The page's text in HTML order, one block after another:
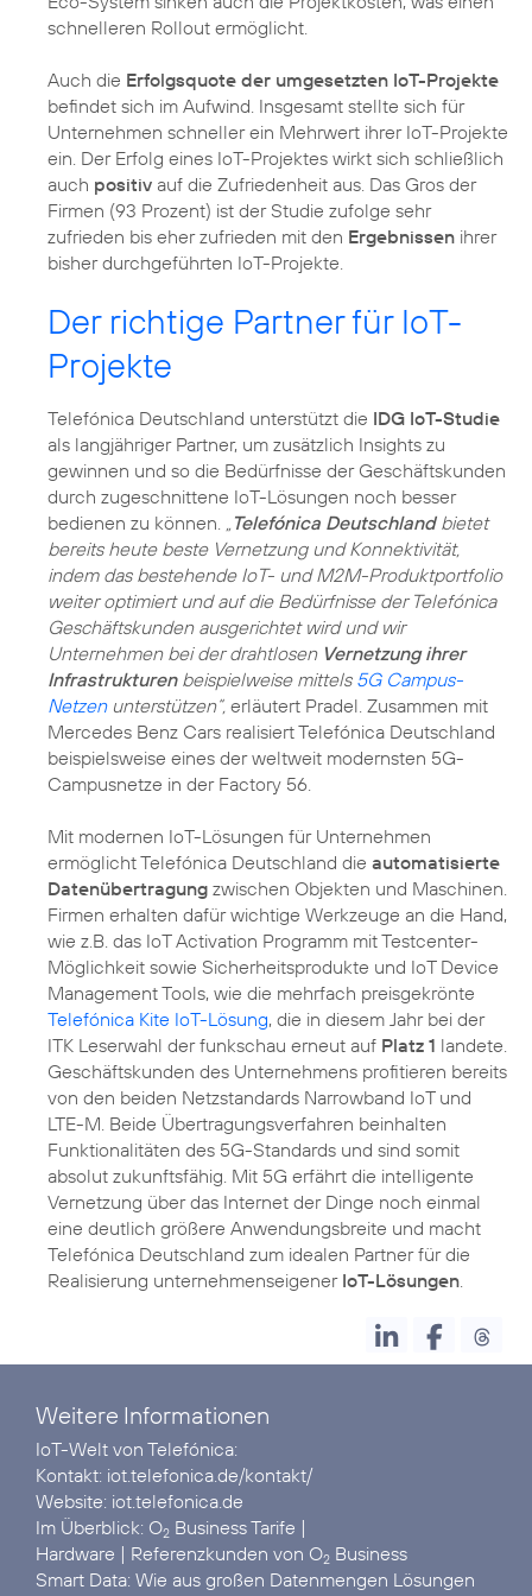
schnelleren Rollout ermöglicht.
Auch die Erfolgsquote der umgesetzten IoT-Projekte
befindet sich im Aufwind. Insgesamt stellte sich für
Unternehmen schneller ein Mehrwert ihrer IoT-Projekte
ein. Der Erfolg eines IoT-Projektes wirkt sich schließlich
auch positiv auf die Zufriedenheit aus. Das Gros der
Firmen (93 Prozent) ist der Studie zufolge sehr
zufrieden bis eher zufrieden mit den Ergebnissen ihrer
bisher durchgeführten IoT-Projekte.
Der richtige Partner für IoT-
Projekte
Telefónica Deutschland unterstützt die IDG IoT-Studie
als langjähriger Partner, um zusätzlich Insights zu
gewinnen und so die Bedürfnisse der Geschäftskunden
durch zugeschnittene IoT-Lösungen noch besser
bedienen zu können.
Telefónica Deutschlandbietet
bereits heute beste Vernetzung und Konnektivität,
indem das bestehende IoT- und M2M-Produktportfolio
weiter optimiert und auf die Bedürfnisse der Telefónica
Geschäftskunden ausgerichtet wird und wir
Unternehmen bei der drahtlosen Vernetzung ihrer
Infrastrukturenbeispielweise mittels 5G Campus-
Netzenunterstützen“, erläutert Pradel. Zusammen mit
Mercedes Benz Cars realisiert Telefónica Deutschland
beispielsweise eines der weltweit modernsten 5G-
Campusnetze in der Factory 56.
Mit modernen IoT-Lösungen für Unternehmen
ermöglicht Telefónica Deutschland die automatisierte
Datenübertragung zwischen Objekten und Maschinen.
Firmen erhalten dafür wichtige Werkzeuge an die Hand,
wie z.B. das IoT Activation Programm mit Testcenter-
Möglichkeit sowie Sicherheitsprodukte und IoT Device
Management Tools, wie die mehrfach preisgekrönte
Telefónica Kite IoT-Lösung, die in diesem Jahr bei der
ITK Leserwahl der funkschau erneut auf Platz 1 landete.
Geschäftskunden des Unternehmens profitieren bereits
von den beiden Netzstandards Narrowband IoT und
LTE-M. Beide Übertragungsverfahren beinhalten
Funktionalitäten des 5G-Standards und sind somit
absolut zukunftsfähig. Mit 5G erfährt die intelligente
Vernetzung über das Internet der Dinge noch einmal
eine deutlich größere Anwendungsbreite und macht
Telefónica Deutschland zum idealen Partner für die
Realisierung unternehmenseigener IoT-Lösungen
Weitere Informationen
IoT-Welt von Telefónica:
Kontakt: iot.telefonica.de/kontakt/
Website: iot.telefonica.de
Im Überblick: O2 Business Tarife
Hardware | Referenzkunden von O2 Business
Smart Data: Wie aus großen Datenmengen Lösungen